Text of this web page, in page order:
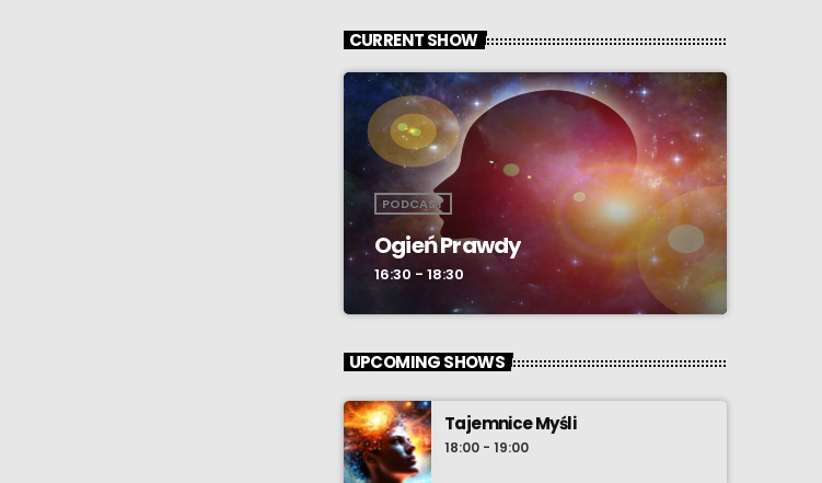
CURRENT SHOW
PODCAST
Ogień Prawdy
16:30 - 18:30
UPCOMING SHOWS
Tajemnice Myśli
18:00 - 19:00